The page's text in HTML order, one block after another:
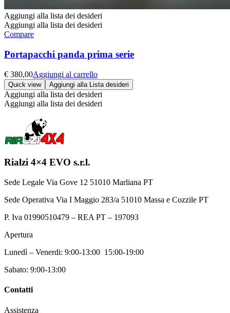
Aggiungi alla lista dei desideri
Aggiungi alla lista dei desideri
Compare
Portapacchi panda prima serie
€ 380,00Aggiungi al carrello
Quick view Aggiungi alla Lista desideri
Aggiungi alla lista dei desideri
Aggiungi alla lista dei desideri
Rialzi 4×4 EVO s.r.l.
Sede Legale Via Gove 12 51010 Marliana PT
Sede Operativa Via I Maggio 283/a 51010 Massa e Cozzile PT
P. Iva 01990510479 – REA PT – 197093
Apertura
Lunedì – Venerdi: 9:00-13:00 15:00-19:00
Sabato: 9:00-13:00
Contatti
Assistenza